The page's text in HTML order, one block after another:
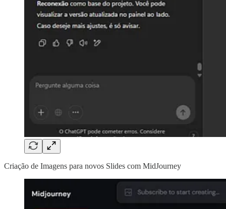
Criação de Imagens para novos Slides com MidJourney